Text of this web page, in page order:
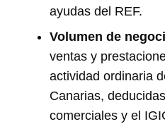
ayudas del REF.
Volumen de
ventas y
actividad ordinaria
Canarias,
comerciales y el